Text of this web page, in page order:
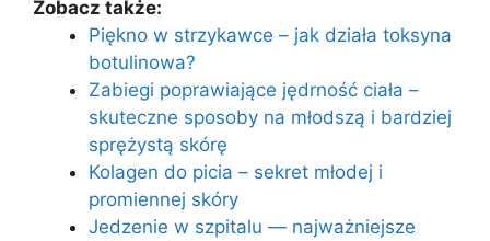
Zobacz także:
Piękno w strzykawce – jak działa toksyna
botulinowa?
Zabiegi poprawiające jędrność ciała –
skuteczne sposoby na młodszą i bardziej
sprężystą skórę
Kolagen do picia – sekret młodej i
promiennej skóry
Jedzenie w szpitalu — najważniejsze